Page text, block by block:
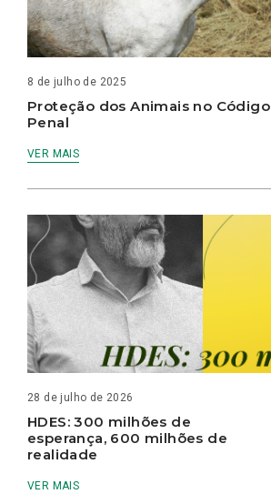
8 de julho de 2025
Proteção dos Animais no Código
Penal
VER MAIS
28 de julho de 2026
HDES: 300 milhões de
esperança, 600 milhões de
realidade
VER MAIS